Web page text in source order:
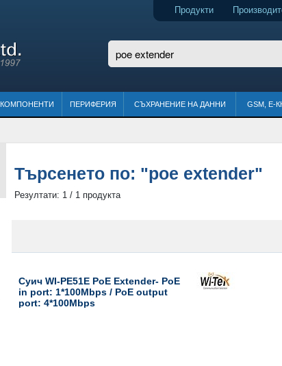
Продукти
КОМПОНЕНТИ ПЕРИФЕРИЯ СЪХРАНЕНИЕ НА ДАННИ GSM, Е-
Търсенето по: "poe extender"
Резултати: 1 / 1 продукта
Суич WI-PE51E PoE Extender- PoE
in port: 1*100Mbps / PoE output
port: 4*100Mbps